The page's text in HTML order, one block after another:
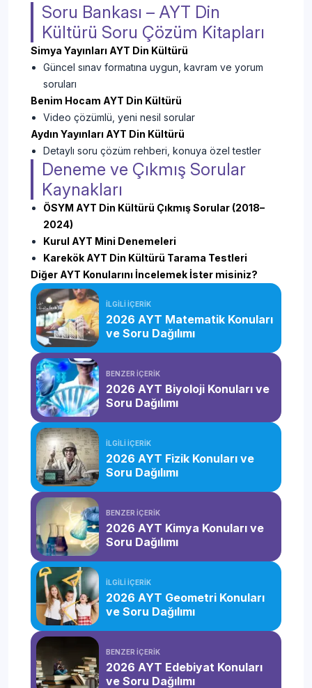
Soru Bankası – AYT Din
Kültürü Soru Çözüm Kitapları
Simya Yayınları AYT Din Kültürü
Güncel sınav formatına uygun, kavram ve yorum
soruları
Benim Hocam AYT Din Kültürü
Video çözümlü, yeni nesil sorular
Aydın Yayınları AYT Din Kültürü
Detaylı soru çözüm rehberi, konuya özel testler
Deneme ve Çıkmış Sorular
Kaynakları
ÖSYM AYT Din Kültürü Çıkmış Sorular (2018–
2024)
Kurul AYT Mini Denemeleri
Karekök AYT Din Kültürü Tarama Testleri
Diğer AYT Konularını İncelemek İster misiniz?
İLGİLİ İÇERİK
2026 AYT Matematik Konuları
ve Soru Dağılımı
BENZER İÇERİK
2026 AYT Biyoloji Konuları ve
Soru Dağılımı
İLGİLİ İÇERİK
2026 AYT Fizik Konuları ve
Soru Dağılımı
BENZER İÇERİK
2026 AYT Kimya Konuları ve
Soru Dağılımı
İLGİLİ İÇERİK
2026 AYT Geometri Konuları
ve Soru Dağılımı
BENZER İÇERİK
2026 AYT Edebiyat Konuları
ve Soru Dağılımı